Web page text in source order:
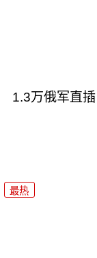
1.3万俄军直
最热